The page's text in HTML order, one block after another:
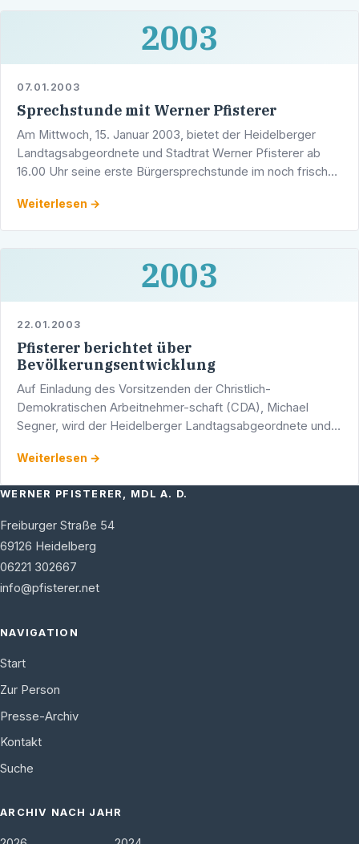
2003
07.01.2003
Sprechstunde mit Werner Pfisterer
Am Mittwoch, 15. Januar 2003, bietet der Heidelberger
Landtagsabgeordnete und Stadtrat Werner Pfisterer ab
16.00 Uhr seine erste Bürgersprechstunde im noch frischen
Weiterlesen →
2003
22.01.2003
Pfisterer berichtet über
Bevölkerungsentwicklung
Auf Einladung des Vorsitzenden der Christlich-
Demokratischen Arbeitnehmer-schaft (CDA), Michael
Segner, wird der Heidelberger Landtagsabgeordnete und
Donnerstag,
Weiterlesen →
WERNER PFISTERER, MDL A. D.
Freiburger Straße 54
69126 Heidelberg
06221 302667
info@pfisterer.net
NAVIGATION
Start
Zur Person
Presse-Archiv
Kontakt
Suche
ARCHIV NACH JAHR